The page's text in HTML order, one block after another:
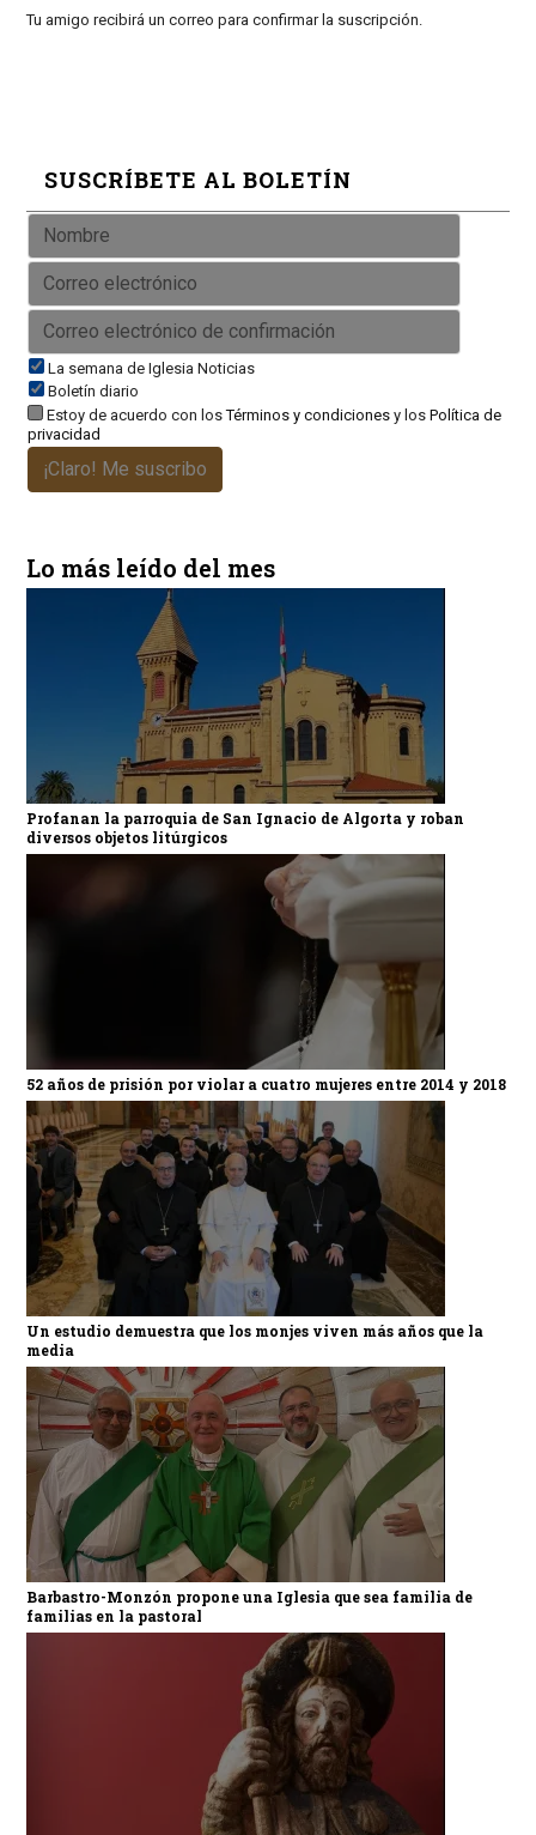
Tu amigo recibirá un correo para confirmar la suscripción.
SUSCRÍBETE AL BOLETÍN
La semana de Iglesia Noticias
Boletín diario
Estoy de acuerdo con losTérminos y condicionesy los Política de
privacidad
¡Claro! Me suscribo
Lo más leído del mes
Profanan la parroquia de San Ignacio de Algorta y roban
diversos objetos litúrgicos
52 años de prisión por violar a cuatro mujeres entre 2014 y 2018
Un estudio demuestra que los monjes viven más años que la
media
Barbastro-Monzón propone una Iglesia que sea familia de
familias en la pastoral